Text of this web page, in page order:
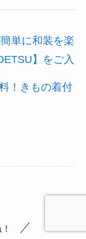
単に和装を楽
】をご入
！きもの着付